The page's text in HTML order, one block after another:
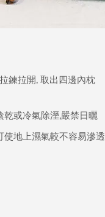
鍊拉開 , 取出四邊內枕
乾或冷氣除溼,嚴禁日曬
使地上濕氣較不容易滲透